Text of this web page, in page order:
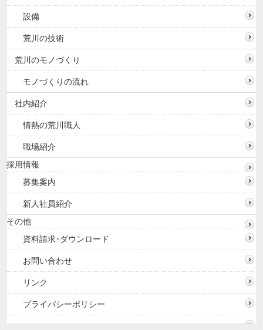
設備
荒川の技術
荒川のモノづくり
モノづくりの流れ
社内紹介
情熱の荒川職人
職場紹介
採用情報
募集案内
新人社員紹介
その他
資料請求･ダウンロード
お問い合わせ
リンク
プライバシーポリシー